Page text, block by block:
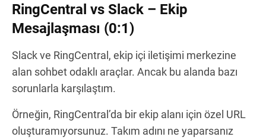
RingCentral vs Slack – Ekip
Mesajlaşması (0:1)
Slack ve RingCentral, ekip içi iletişimi merkezine
alan sohbet odaklı araçlar. Ancak bu alanda bazı
sorunlarla karşılaştım.
Örneğin, RingCentral’da bir ekip alanı için özel URL
oluşturamıyorsunuz. Takım adını ne yaparsanız